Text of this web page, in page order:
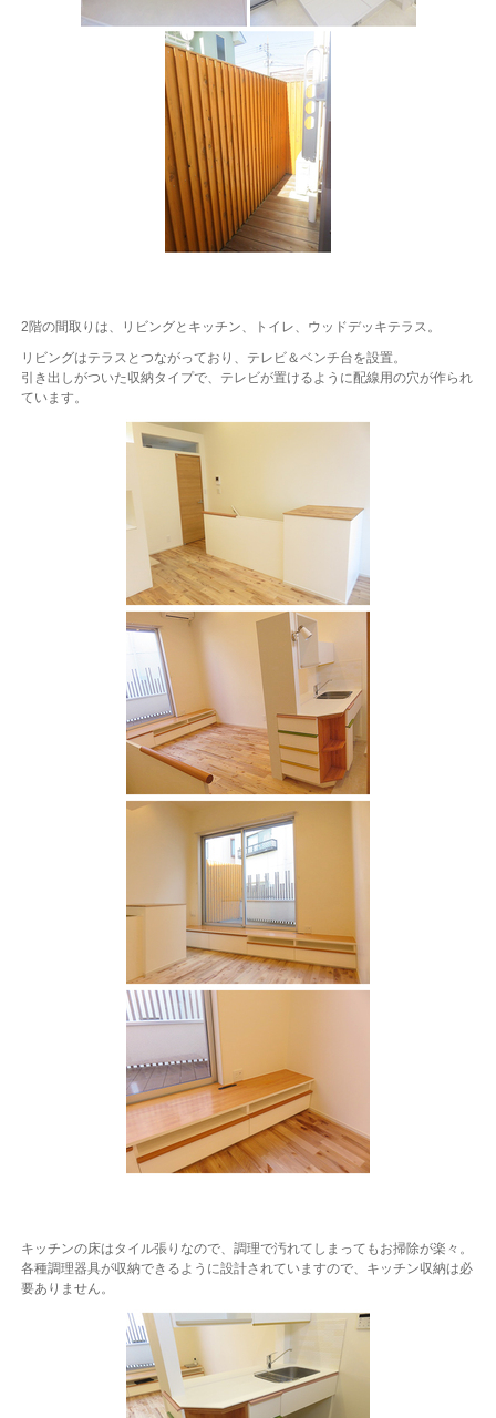
2階の間取りは、リビングとキッチン、トイレ、ウッドデッキテラス。
リビングはテラスとつながっており、テレビ＆ベンチ台を設置。
引き出しがついた収納タイプで、テレビが置けるように配線用の穴が作られ
ています。
キッチンの床はタイル張りなので、調理で汚れてしまってもお掃除が楽々。
各種調理器具が収納できるように設計されていますので、キッチン収納は必
要ありません。